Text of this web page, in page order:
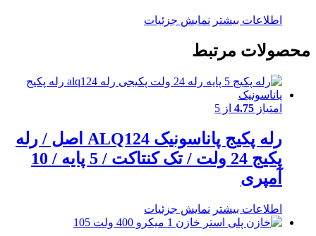
اطلاعات بیشتر نمایش جزئیات
محصولات مرتبط
امتیاز 4.75 از 5
رله پکیج پاناسونیک ALQ124 اصل / رله
پکیج 24 ولت / تک کنتاکت / 5 پایه / 10
آمپری
اطلاعات بیشتر نمایش جزئیات